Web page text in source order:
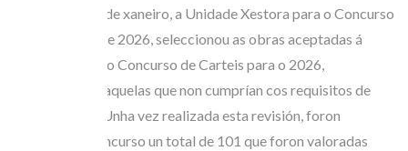
O pasado mes de xaneiro, a Unidade Xestora para o Concurso
de Carteis deste 2026, seleccionou as obras aceptadas á
participación no Concurso de Carteis para o 2026,
desestimando aquelas que non cumprían cos requisitos de
participación. Unha vez realizada esta revisión, foron
admitidas a concurso un total de 101 que foron valoradas